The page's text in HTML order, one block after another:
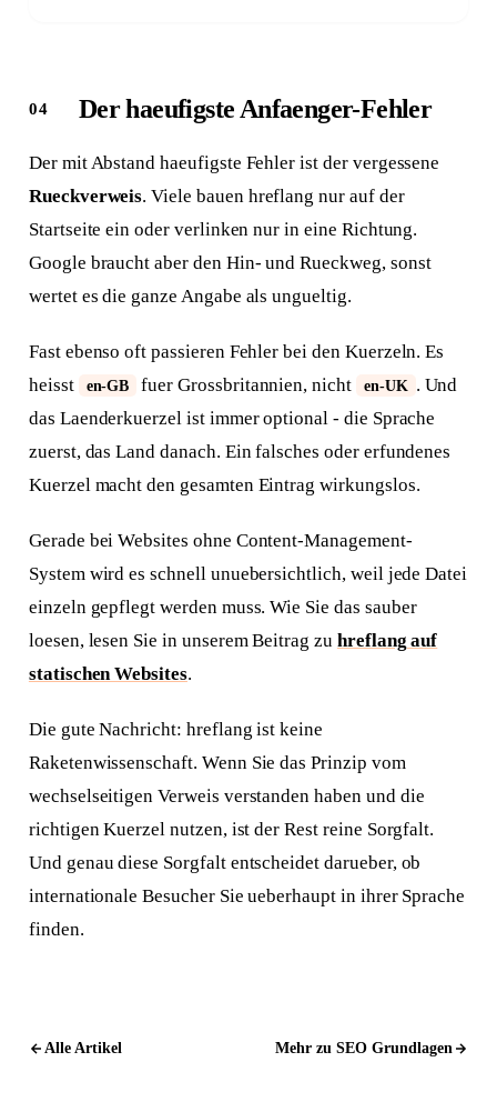
Der haeufigste Anfaenger-Fehler
Der mit Abstand haeufigste Fehler ist der vergessene
Rueckverweis. Viele bauen hreflang nur auf der
Startseite ein oder verlinken nur in eine Richtung.
Google braucht aber den Hin- und Rueckweg, sonst
wertet es die ganze Angabe als ungueltig.
Fast ebenso oft passieren Fehler bei den Kuerzeln. Es
heisst
en-GB fuer Grossbritannien, nicht en-UK . Und
das Laenderkuerzel ist immer optional - die Sprache
zuerst, das Land danach. Ein falsches oder erfundenes
Kuerzel macht den gesamten Eintrag wirkungslos.
Gerade bei Websites ohne Content-Management-
System wird es schnell unuebersichtlich, weil jede Datei
einzeln gepflegt werden muss. Wie Sie das sauber
loesen, lesen Sie in unserem Beitrag zu hreflang auf
statischen Websites.
Die gute Nachricht: hreflang ist keine
Raketenwissenschaft. Wenn Sie das Prinzip vom
wechselseitigen Verweis verstanden haben und die
richtigen Kuerzel nutzen, ist der Rest reine Sorgfalt.
Und genau diese Sorgfalt entscheidet darueber, ob
internationale Besucher Sie ueberhaupt in ihrer Sprache
finden.
Alle Artikel Mehr zu SEO Grundlagen